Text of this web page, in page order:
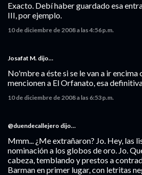
Exacto. Debí haber guardado esa
III, por ejemplo.
10 de diciembre de 2008 a las 4:56 p.m.
Josafat M. dijo…
No'mbre a éste si se le van a ir
mencionen a El Orfanato, esa
10 de diciembre de 2008 a las 6:53 p.m.
@duendecallejero dijo…
Mmm... ¿Me extrañaron? Jo. Hey, las
nominación a los globos de oro. Jo.
cabeza, temblando y prestos a
Barman en primer lugar, con letritas